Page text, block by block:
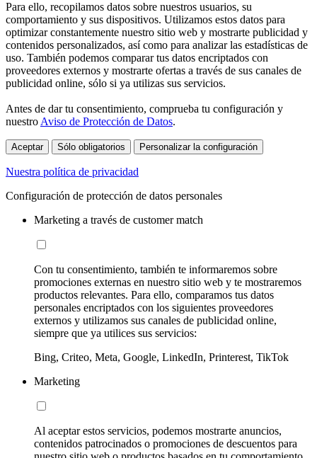
Para ello, recopilamos datos sobre nuestros usuarios, su
comportamiento y sus dispositivos. Utilizamos estos datos para
optimizar constantemente nuestro sitio web y mostrarte publicidad y
contenidos personalizados, así como para analizar las estadísticas de
uso. También podemos comparar tus datos encriptados con
proveedores externos y mostrarte ofertas a través de sus canales de
publicidad online, sólo si ya utilizas sus servicios.
Antes de dar tu consentimiento, comprueba tu configuración y
nuestroAviso de Protección de Datos.
Aceptar Sólo obligatorios Personalizar la configuración
Nuestra política de privacidad
Configuración de protección de datos personales
Marketing a través de customer match
Con tu consentimiento, también te informaremos sobre
promociones externas en nuestro sitio web y te mostraremos
productos relevantes. Para ello, comparamos tus datos
personales encriptados con los siguientes proveedores
externos y utilizamos sus canales de publicidad online,
siempre que ya utilices sus servicios:
Bing, Criteo, Meta, Google, LinkedIn, Printerest, TikTok
Marketing
Al aceptar estos servicios, podemos mostrarte anuncios,
contenidos patrocinados o promociones de descuentos para